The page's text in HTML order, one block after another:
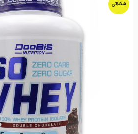
شکلاتی